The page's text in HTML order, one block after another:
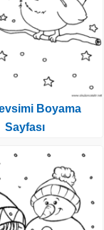
Boyama
Sayfası